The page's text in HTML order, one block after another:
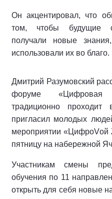
Он акцентировал, что
том, чтобы будущие
получали новые
использовали их во благо.
Дмитрий Разумовский
форуме «Цифровая
традиционно
пригласил молодых
мероприятии «ЦифроVой
пятницу на набережной
Участникам смены
обучения по 11
открыть для себя новые